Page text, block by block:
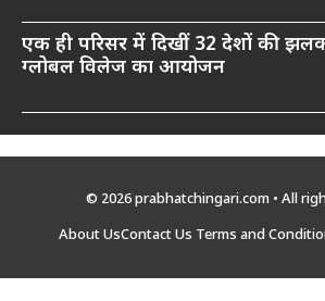
एक ही परिसर में दिखीं 32 देशों की
ग्लोबल विलेज का आयोजन
© 2026 prabhatchingari.com • All
About UsContact Us Terms and